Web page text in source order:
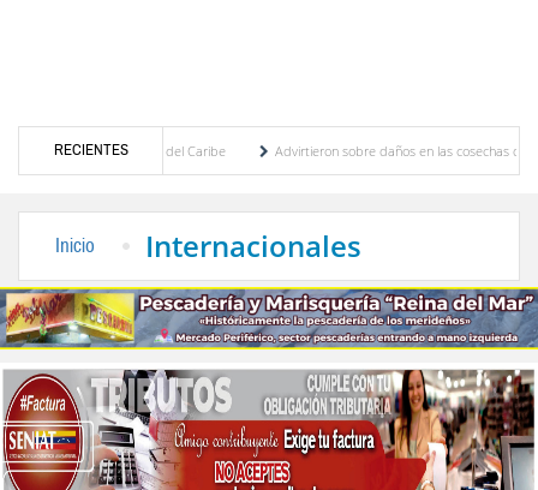
RECIENTESy del Caribe
Advirtieron sobre daños en las cosechas de los Andes
Inicio Internacionales